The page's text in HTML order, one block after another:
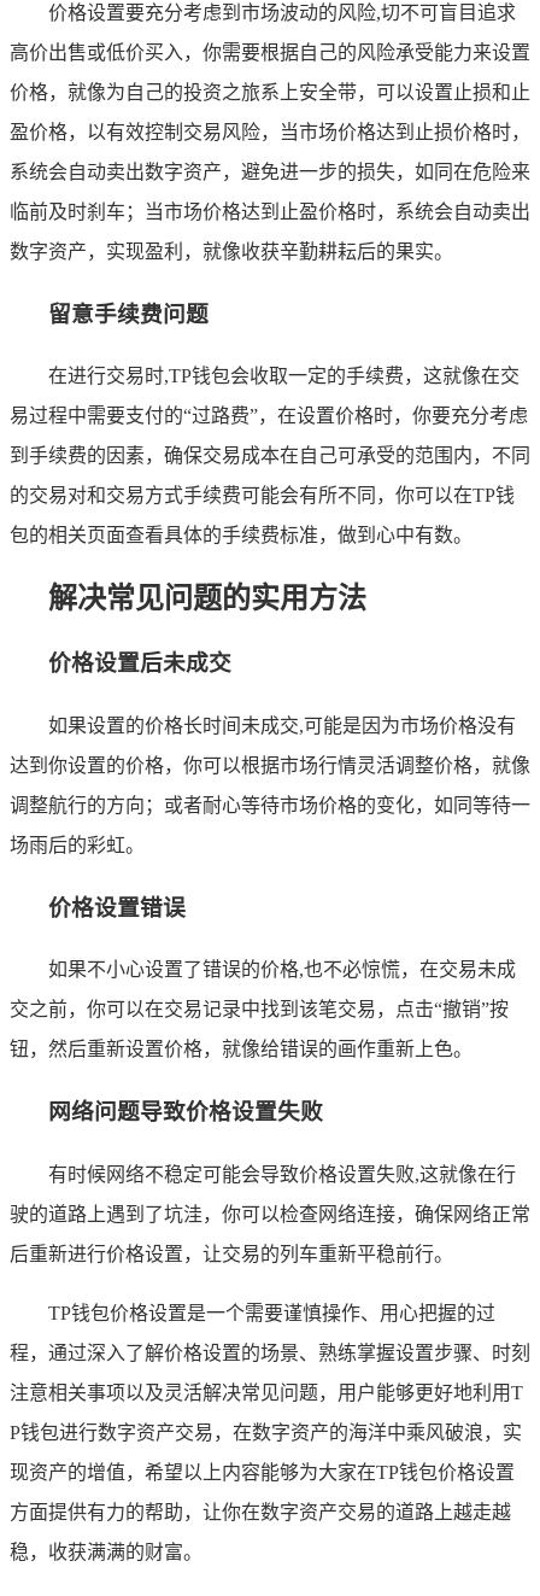
价格设置要充分考虑到市场波动的风险,切不可盲目追求
高价出售或低价买入，你需要根据自己的风险承受能力来设置
价格，就像为自己的投资之旅系上安全带，可以设置止损和止
盈价格，以有效控制交易风险，当市场价格达到止损价格时，
系统会自动卖出数字资产，避免进一步的损失，如同在危险来
临前及时刹车；当市场价格达到止盈价格时，系统会自动卖出
数字资产，实现盈利，就像收获辛勤耕耘后的果实。
留意手续费问题
在进行交易时,TP钱包会收取一定的手续费，这就像在交
易过程中需要支付的“过路费”，在设置价格时，你要充分考虑
到手续费的因素，确保交易成本在自己可承受的范围内，不同
的交易对和交易方式手续费可能会有所不同，你可以在TP钱
包的相关页面查看具体的手续费标准，做到心中有数。
解决常见问题的实用方法
价格设置后未成交
如果设置的价格长时间未成交,可能是因为市场价格没有
达到你设置的价格，你可以根据市场行情灵活调整价格，就像
调整航行的方向；或者耐心等待市场价格的变化，如同等待一
场雨后的彩虹。
价格设置错误
如果不小心设置了错误的价格,也不必惊慌，在交易未成
交之前，你可以在交易记录中找到该笔交易，点击“撤销”按
钮，然后重新设置价格，就像给错误的画作重新上色。
网络问题导致价格设置失败
有时候网络不稳定可能会导致价格设置失败,这就像在行
驶的道路上遇到了坑洼，你可以检查网络连接，确保网络正常
后重新进行价格设置，让交易的列车重新平稳前行。
TP钱包价格设置是一个需要谨慎操作、用心把握的过
程，通过深入了解价格设置的场景、熟练掌握设置步骤、时刻
注意相关事项以及灵活解决常见问题，用户能够更好地利用T
P钱包进行数字资产交易，在数字资产的海洋中乘风破浪，实
现资产的增值，希望以上内容能够为大家在TP钱包价格设置
方面提供有力的帮助，让你在数字资产交易的道路上越走越
稳，收获满满的财富。